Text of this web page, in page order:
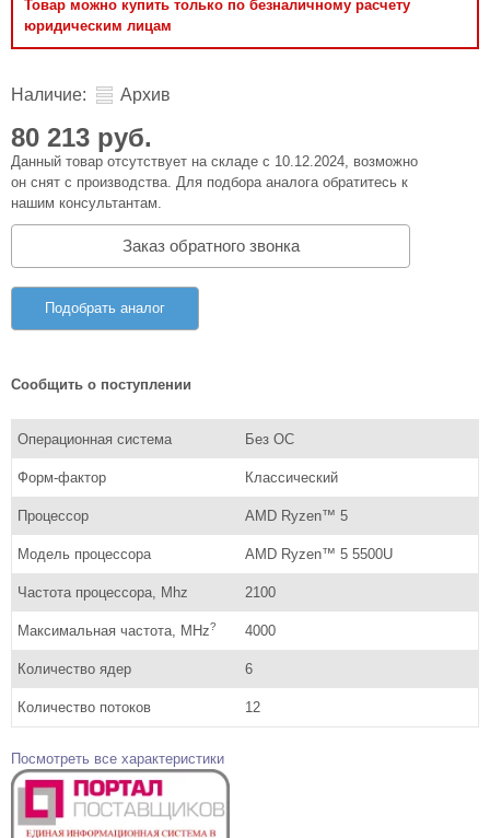
Товар можно купить только по безналичному расчету
юридическим лицам
Наличие: Архив
80 213 руб.
Данный товар отсутствует на складе с 10.12.2024, возможно
он снят с производства. Для подбора аналога обратитесь к
нашим консультантам.
Заказ обратного звонка
Подобрать аналог
Сообщить о поступлении
Операционная система Без ОС
Форм-фактор Классический
Процессор AMD Ryzen™ 5
Модель процессора AMD Ryzen™ 5 5500U
Частота процессора, Mhz 2100
Максимальная частота, MHz? 4000
Количество ядер 6
Количество потоков 12
Посмотреть все характеристики